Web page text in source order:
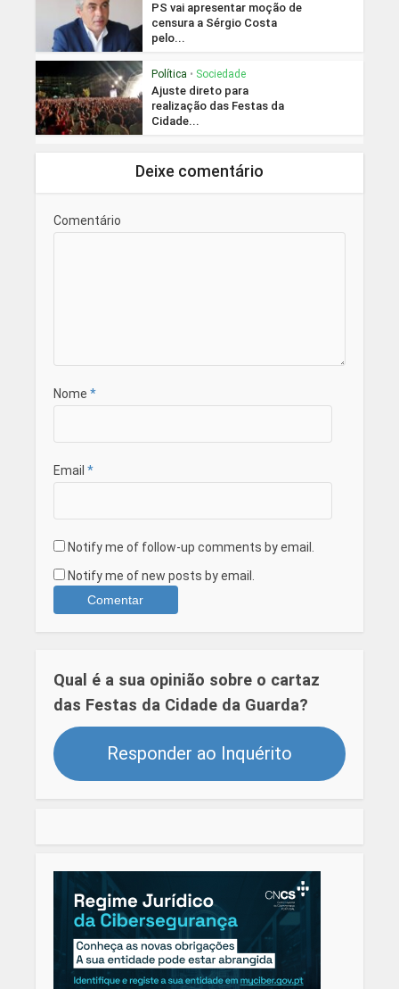
PS vai apresentar moção de
censura a Sérgio Costa
pelo...
Política • Sociedade
Ajuste direto para
realização das Festas da
Cidade...
Deixe comentário
Comentário
Nome *
Email *
Notify me of follow-up comments by email.
Notify me of new posts by email.
Qual é a sua opinião sobre o cartaz
das Festas da Cidade da Guarda?
Responder ao Inquérito